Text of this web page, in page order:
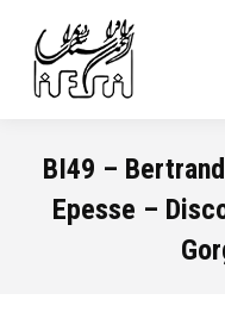
BI49 –
Epesse –